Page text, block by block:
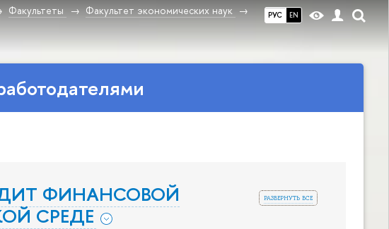
РУС EN
Факультеты
Факультет экономических наук
развернуть все
ФИНАНСОВОЙ
СРЕДЕ